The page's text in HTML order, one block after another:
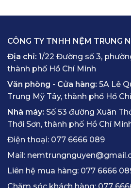
CÔNG TY TNHH NỆM TRUNG
Địa chỉ: 1/22 Đường số 3,
thành phố Hồ Chí Minh
Văn phòng - Cửa hàng: 5A Lê
Trung Mỹ Tây, thành phố Hồ
Nhà máy: Số 53 đường Xuân
Thới Sơn, thành phố Hồ Chí
Điện thoại: 077 6666 089
Mail:
Liên hệ mua hàng: 077 6666